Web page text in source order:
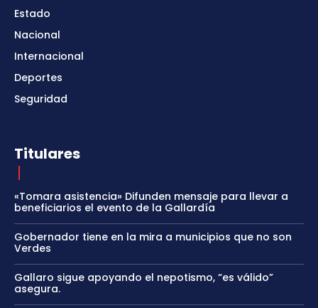
Estado
Nacional
Internacional
Deportes
Seguridad
Titulares
«Tomara asistencia» Difunden mensaje para llevar a
beneficiarios el evento de la Gallardía
Gobernador tiene en la mira a municipios que no son
Verdes
Gallaro sigue apoyando el nepotismo, “es válido”
asegura.